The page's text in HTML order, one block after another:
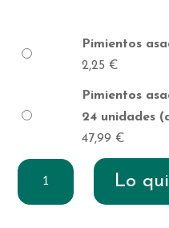
Pimientos
2,25€
Pimientos
24 unidades
47,99€
Pimientos
Lo